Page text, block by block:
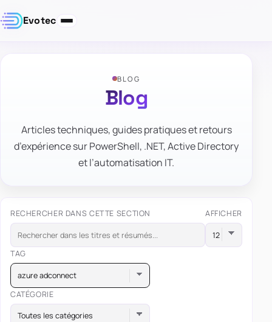
Evotec
BLOG
Blog
Articles techniques, guides pratiques et retours
d’expérience sur PowerShell, .NET, Active Directory
et l’automatisation IT.
RECHERCHER DANS CETTE SECTION AFFICHER
TAG
azure adconnect
CATÉGORIE
Toutes les catégories